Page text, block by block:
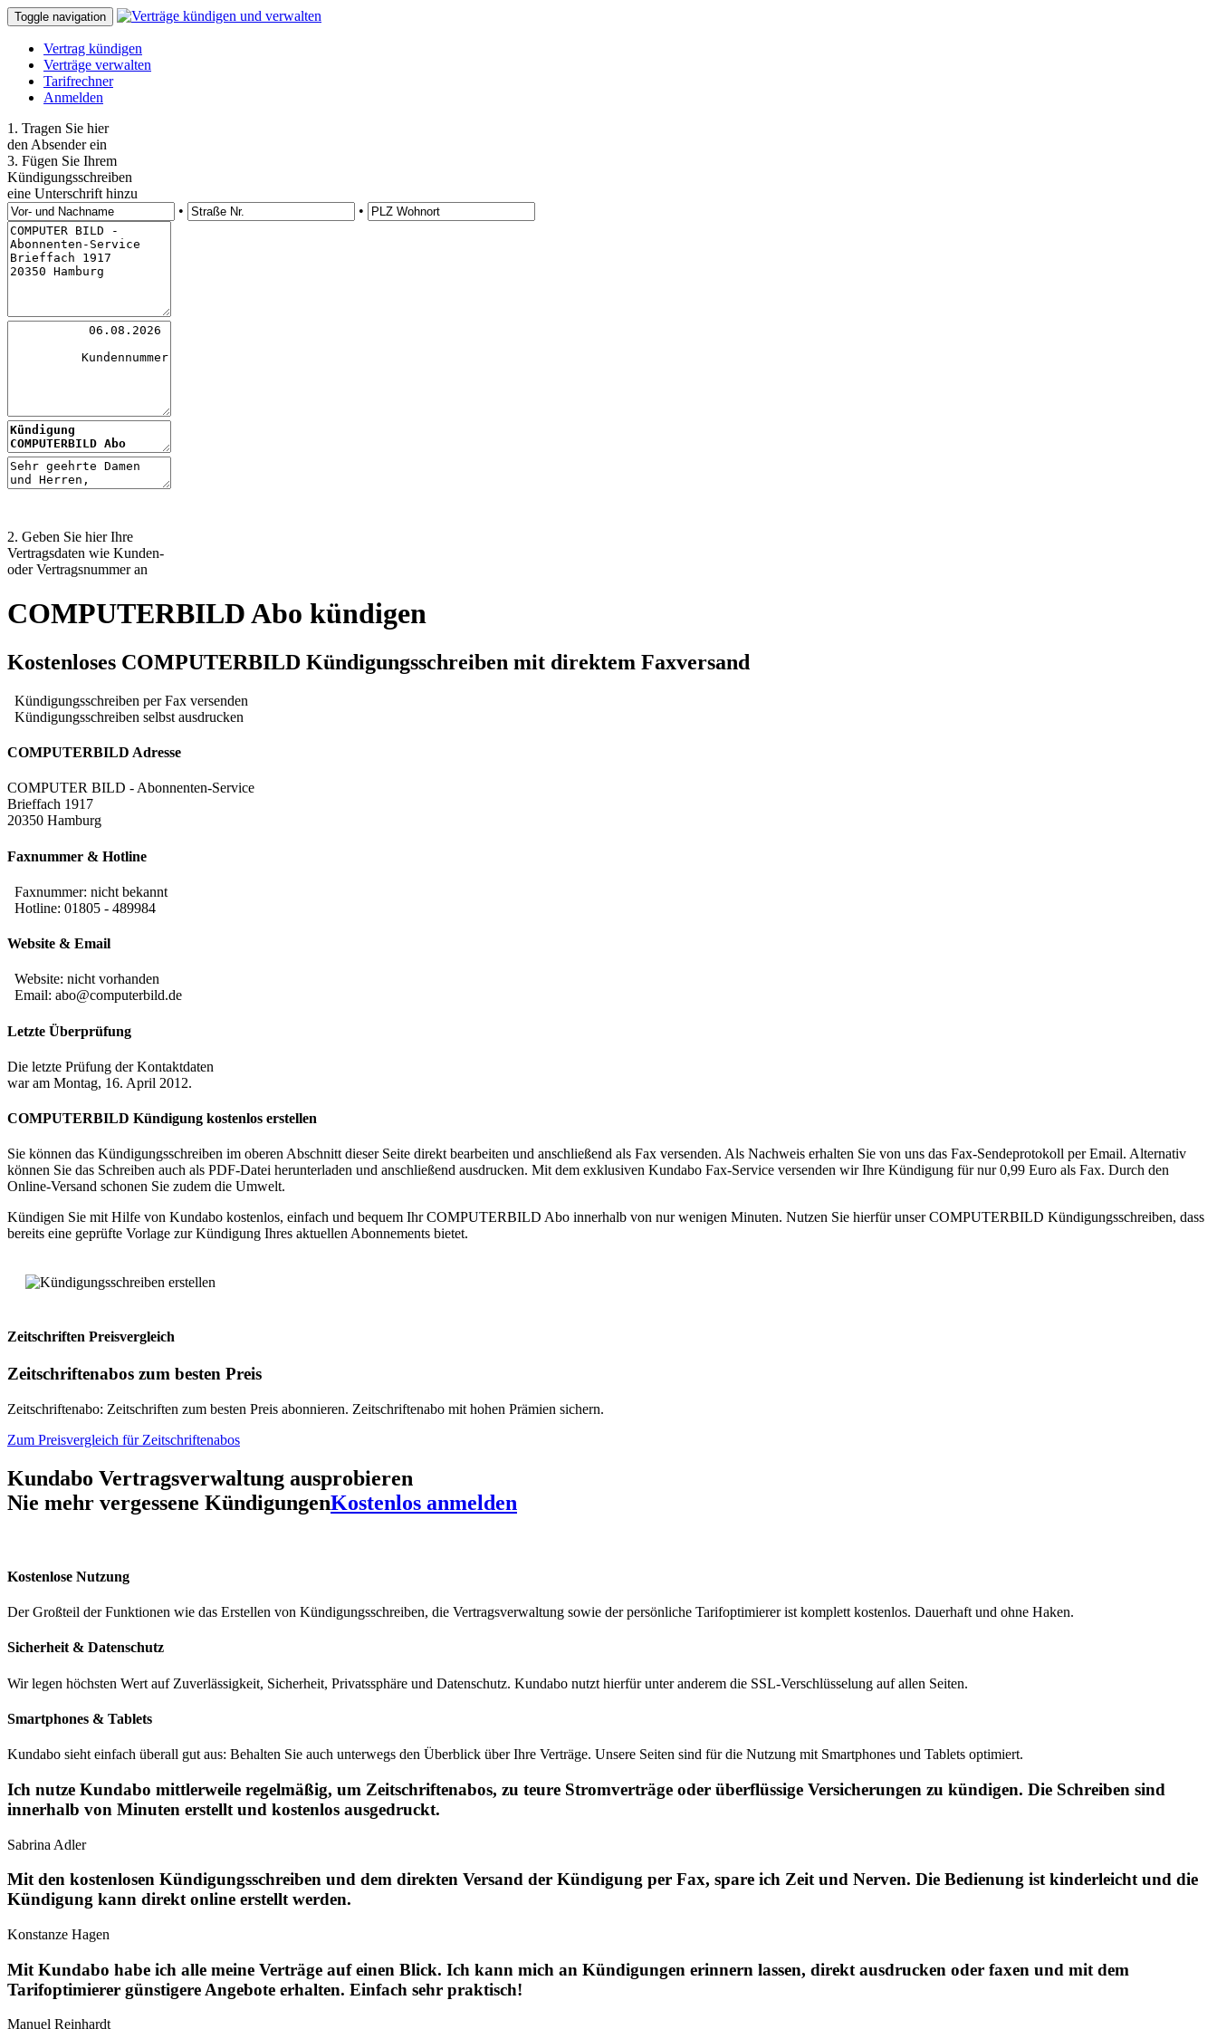
Toggle navigation
Vertrag kündigen
Verträge verwalten
Tarifrechner
Anmelden
1. Tragen Sie hier
den Absender ein
3. Fügen Sie Ihrem
Kündigungsschreiben
eine Unterschrift hinzu
•
•
2. Geben Sie hier Ihre
Vertragsdaten wie Kunden-
oder Vertragsnummer an
COMPUTERBILD Abo kündigen
Kostenloses COMPUTERBILD Kündigungsschreiben mit direktem Faxversand
Kündigungsschreiben per Fax versenden
Kündigungsschreiben selbst ausdrucken
COMPUTERBILD Adresse
COMPUTER BILD - Abonnenten-Service
Brieffach 1917
20350 Hamburg
Faxnummer & Hotline
Faxnummer: nicht bekannt
Hotline: 01805 - 489984
Website & Email
Website: nicht vorhanden
Email: abo@computerbild.de
Letzte Überprüfung
Die letzte Prüfung der Kontaktdaten
war am Montag, 16. April 2012.
COMPUTERBILD Kündigung kostenlos erstellen
Sie können das Kündigungsschreiben im oberen Abschnitt dieser Seite direkt bearbeiten und anschließend als Fax versenden. Als Nachweis erhalten Sie von uns das Fax-Sendeprotokoll per Email. Alternativ
können Sie das Schreiben auch als PDF-Datei herunterladen und anschließend ausdrucken. Mit dem exklusiven Kundabo Fax-Service versenden wir Ihre Kündigung für nur 0,99 Euro als Fax. Durch den
Online-Versand schonen Sie zudem die Umwelt.
Kündigen Sie mit Hilfe von Kundabo kostenlos, einfach und bequem Ihr COMPUTERBILD Abo innerhalb von nur wenigen Minuten. Nutzen Sie hierfür unser COMPUTERBILD Kündigungsschreiben, dass
bereits eine geprüfte Vorlage zur Kündigung Ihres aktuellen Abonnements bietet.
Zeitschriften Preisvergleich
Zeitschriftenabos zum besten Preis
Zeitschriftenabo: Zeitschriften zum besten Preis abonnieren. Zeitschriftenabo mit hohen Prämien sichern.
Zum Preisvergleich für Zeitschriftenabos
Kundabo Vertragsverwaltung ausprobieren
Nie mehr vergessene KündigungenKostenlos anmelden
Kostenlose Nutzung
Der Großteil der Funktionen wie das Erstellen von Kündigungsschreiben, die Vertragsverwaltung sowie der persönliche Tarifoptimierer ist komplett kostenlos. Dauerhaft und ohne Haken.
Sicherheit & Datenschutz
Wir legen höchsten Wert auf Zuverlässigkeit, Sicherheit, Privatssphäre und Datenschutz. Kundabo nutzt hierfür unter anderem die SSL-Verschlüsselung auf allen Seiten.
Smartphones & Tablets
Kundabo sieht einfach überall gut aus: Behalten Sie auch unterwegs den Überblick über Ihre Verträge. Unsere Seiten sind für die Nutzung mit Smartphones und Tablets optimiert.
Ich nutze Kundabo mittlerweile regelmäßig, um Zeitschriftenabos, zu teure Stromverträge oder überflüssige Versicherungen zu kündigen. Die Schreiben sind
innerhalb von Minuten erstellt und kostenlos ausgedruckt.
Sabrina Adler
Mit den kostenlosen Kündigungsschreiben und dem direkten Versand der Kündigung per Fax, spare ich Zeit und Nerven. Die Bedienung ist kinderleicht und die
Kündigung kann direkt online erstellt werden.
Konstanze Hagen
Mit Kundabo habe ich alle meine Verträge auf einen Blick. Ich kann mich an Kündigungen erinnern lassen, direkt ausdrucken oder faxen und mit dem
Tarifoptimierer günstigere Angebote erhalten. Einfach sehr praktisch!
Manuel Reinhardt